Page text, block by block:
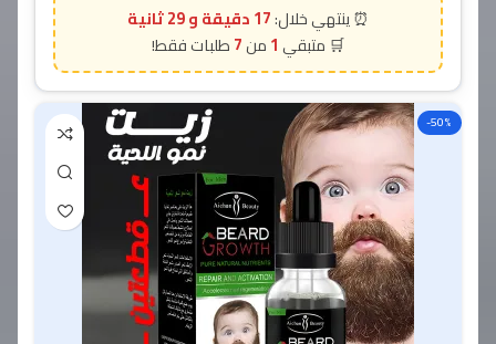
17 دقيقة و 28 ثانية
1
7
-50%